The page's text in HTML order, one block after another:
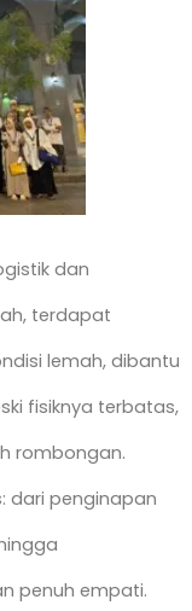
dan
terdapat
lemah, dibantu
fisiknya terbatas,
rombongan.
dari penginapan
penuh empati.